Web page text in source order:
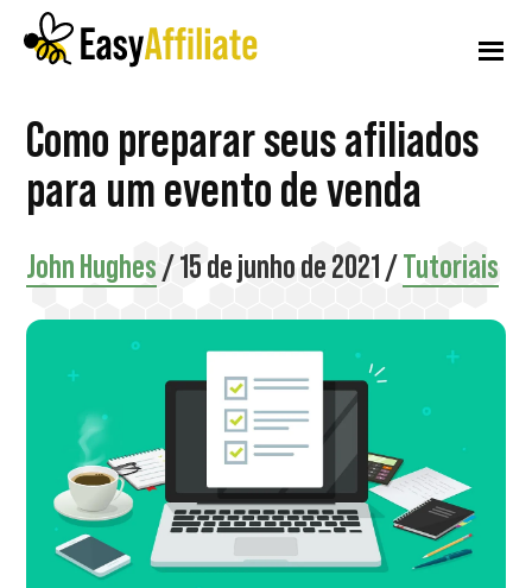
para
principal
para
lateral
principal
para
Menu
adicional
Afiliado
fácil
Inicie
um
programa
de
afiliados
em
WordPress
Como preparar seus afiliados
para um evento de venda
John Hughes/15 de junho de 2021 /Tutoriais